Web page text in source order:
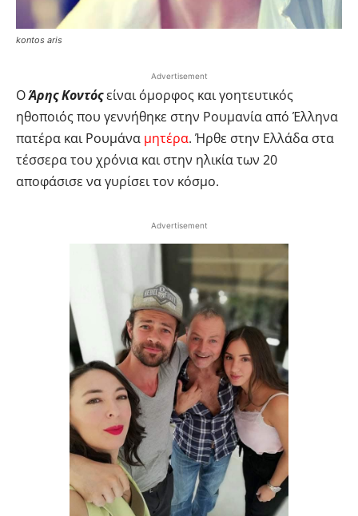
kontos aris
Advertisement
ΟΆρης Κοντόςείναι όμορφος και γοητευτικός
ηθοποιός που γεννήθηκε στην Ρουμανία από Έλληνα
πατέρα και Ρουμάνα μητέρα. Ήρθε στην Ελλάδα στα
τέσσερα του χρόνια και στην ηλικία των 20
αποφάσισε να γυρίσει τον κόσμο.
Advertisement